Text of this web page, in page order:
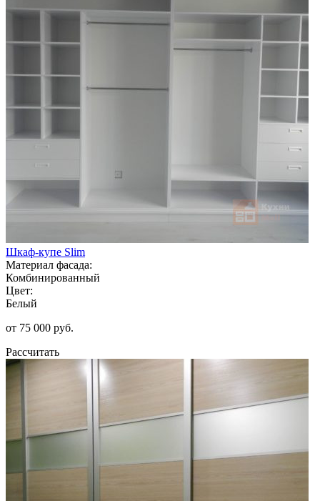
Шкаф-купе Slim
Материал фасада:
Комбинированный
Цвет:
Белый
от 75 000 руб.
Рассчитать